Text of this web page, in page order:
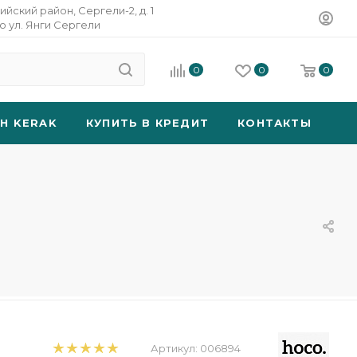
район, Сергели-2, д. 1
ул. Янги Сергели
0 0 0
KERAK КУПИТЬ В КРЕДИТ КОНТАКТЫ
Артикул: 006894